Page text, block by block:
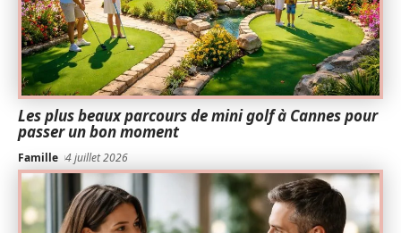
Les plus beaux parcours de mini golf à Cannes pour
passer un bon moment
Famille 4 juillet 2026